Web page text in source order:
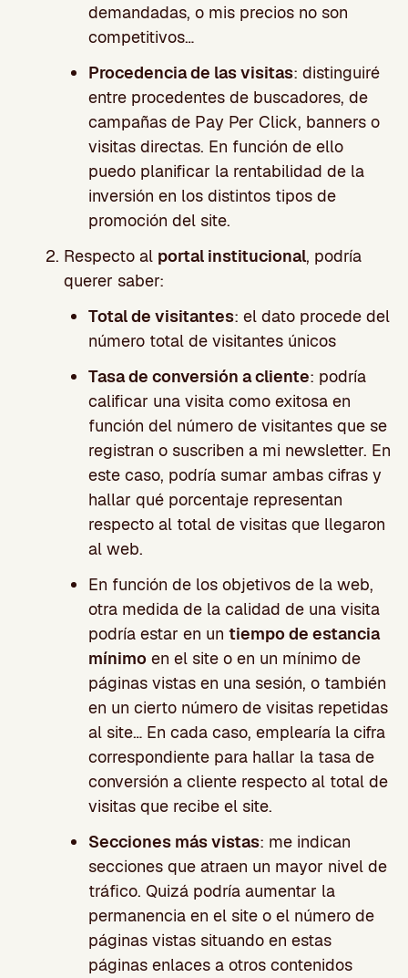
demandadas, o mis precios no son
competitivos…
Procedencia de las visitas: distinguiré
entre procedentes de buscadores, de
campañas de Pay Per Click, banners o
visitas directas. En función de ello
puedo planificar la rentabilidad de la
inversión en los distintos tipos de
promoción del site.
Respecto al portal institucional, podría
querer saber:
Total de visitantes: el dato procede del
número total de visitantes únicos
Tasa de conversión a cliente: podría
calificar una visita como exitosa en
función del número de visitantes que se
registran o suscriben a mi newsletter. En
este caso, podría sumar ambas cifras y
hallar qué porcentaje representan
respecto al total de visitas que llegaron
al web.
En función de los objetivos de la web,
otra medida de la calidad de una visita
podría estar en un tiempo de estancia
mínimo en el site o en un mínimo de
páginas vistas en una sesión, o también
en un cierto número de visitas repetidas
al site… En cada caso, emplearía la cifra
correspondiente para hallar la tasa de
conversión a cliente respecto al total de
visitas que recibe el site.
Secciones más vistas: me indican
secciones que atraen un mayor nivel de
tráfico. Quizá podría aumentar la
permanencia en el site o el número de
páginas vistas situando en estas
páginas enlaces a otros contenidos